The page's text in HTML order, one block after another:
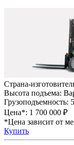
Страна-
Высота подъема:
Грузоподъемность:
Цена*: 1 700 000 ₽
*Цена зависит от
Купить